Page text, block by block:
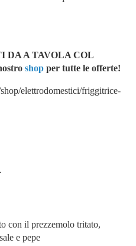
DA A TAVOLA COL
shop per tutte le offerte!
elettrodomestici/friggitrice-
con il prezzemolo tritato,
e pepe